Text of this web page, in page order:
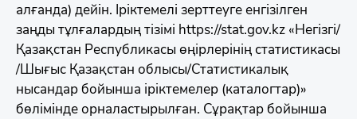
алғанда) дейін. Іріктемелі зерттеуге енгізілген
заңды тұлғалардың тізімі https://stat.gov.kz «Негізгі/
Қазақстан Республикасы өңірлерінің статистикасы
/Шығыс Қазақстан облысы/Статистикалық
нысандар бойынша іріктемелер (каталогтар)»
бөлімінде орналастырылған. Сұрақтар бойынша